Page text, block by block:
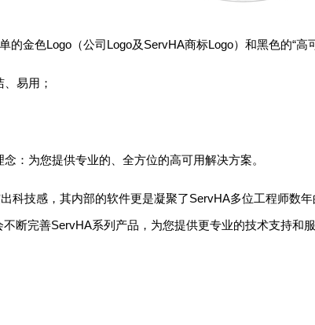
金色Logo（公司Logo及ServHA商标Logo）和黑色的“高
易用；
为您提供专业的、全方位的高可用解决方案。
技感，其内部的软件更是凝聚了ServHA多位工程师数
断完善ServHA系列产品，为您提供更专业的技术支持和服